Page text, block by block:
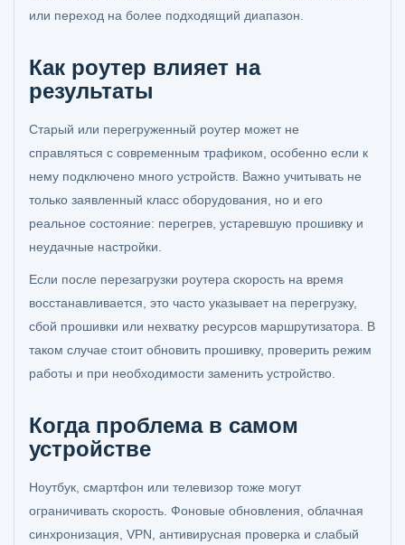
или переход на более подходящий диапазон.
Как роутер влияет на
результаты
Старый или перегруженный роутер может не
справляться с современным трафиком, особенно если к
нему подключено много устройств. Важно учитывать не
только заявленный класс оборудования, но и его
реальное состояние: перегрев, устаревшую прошивку и
неудачные настройки.
Если после перезагрузки роутера скорость на время
восстанавливается, это часто указывает на перегрузку,
сбой прошивки или нехватку ресурсов маршрутизатора. В
таком случае стоит обновить прошивку, проверить режим
работы и при необходимости заменить устройство.
Когда проблема в самом
устройстве
Ноутбук, смартфон или телевизор тоже могут
ограничивать скорость. Фоновые обновления, облачная
синхронизация, VPN, антивирусная проверка и слабый